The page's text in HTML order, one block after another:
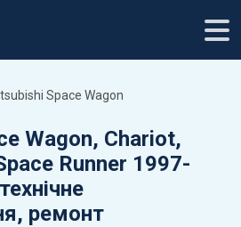
Space Wagon
Wagon, Chariot,
Runner 1997-
ремонт